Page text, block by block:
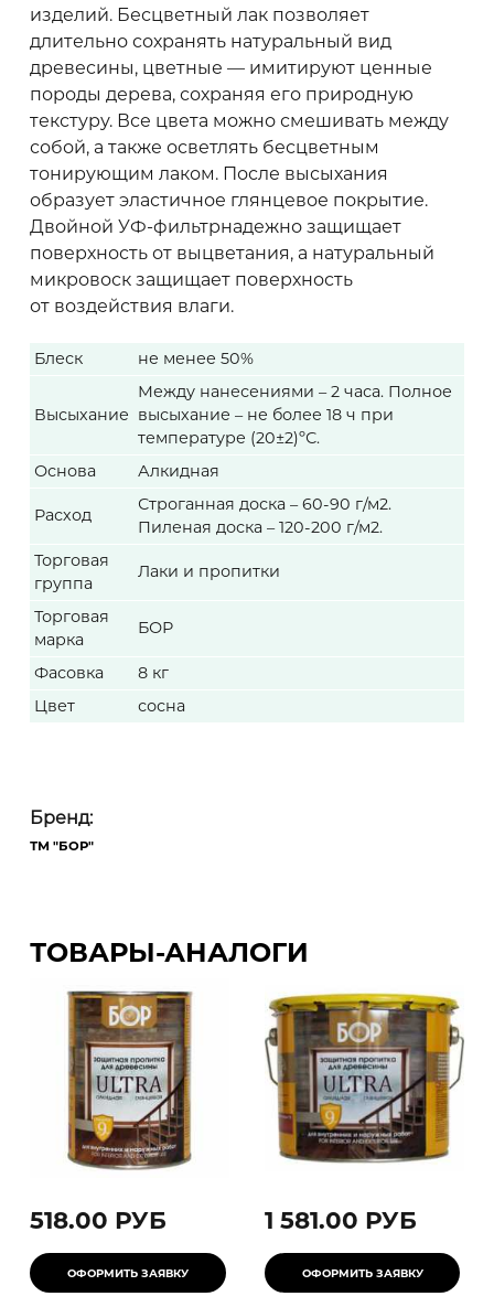
изделий. Бесцветный лак позволяет
длительно сохранять натуральный вид
древесины, цветные — имитируют ценные
породы дерева, сохраняя его природную
текстуру. Все цвета можно смешивать между
собой, а также осветлять бесцветным
тонирующим лаком. После высыхания
образует эластичное глянцевое покрытие.
Двойной УФ-фильтрнадежно защищает
поверхность от выцветания, а натуральный
микровоск защищает поверхность
от воздействия влаги.
Блеск не менее 50%
Высыхание
Между нанесениями – 2 часа. Полное
высыхание – не более 18 ч при
температуре (20±2)ºС.
Основа
Алкидная
Расход
Строганная доска – 60-90 г/м2.
Пиленая доска – 120-200 г/м2.
Торговая
группа
Лаки и пропитки
Торговая
марка
БОР
Фасовка
8 кг
Цвет
сосна
Бренд:
ТМ "БОР"
ТОВАРЫ-АНАЛОГИ
518.00 РУБ 1 581.00 РУБ